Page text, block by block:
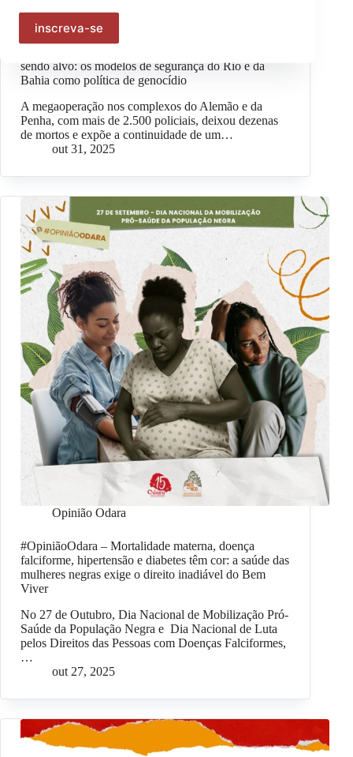
sendo alvo: os modelos de segurança do Rio e da
Bahia como política de genocídio
A megaoperação nos complexos do Alemão e da
Penha, com mais de 2.500 policiais, deixou dezenas
de mortos e expõe a continuidade de um…
out 31, 2025
Opinião Odara
#OpiniãoOdara – Mortalidade materna, doença
falciforme, hipertensão e diabetes têm cor: a saúde das
mulheres negras exige o direito inadiável do Bem
Viver
No 27 de Outubro, Dia Nacional de Mobilização Pró-
Saúde da População Negra e Dia Nacional de Luta
pelos Direitos das Pessoas com Doenças Falciformes,
…
out 27, 2025